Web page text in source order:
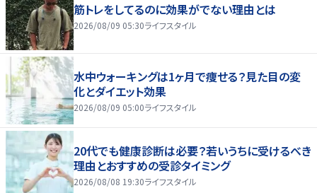
筋トレをしてるのに効果がでない理由とは
2026/08/09 05:30ライフスタイル
水中ウォーキングは1ヶ月で痩せる？見た目の変
化とダイエット効果
2026/08/09 05:00ライフスタイル
20代でも健康診断は必要？若いうちに受けるべき
理由とおすすめの受診タイミング
2026/08/08 19:30ライフスタイル